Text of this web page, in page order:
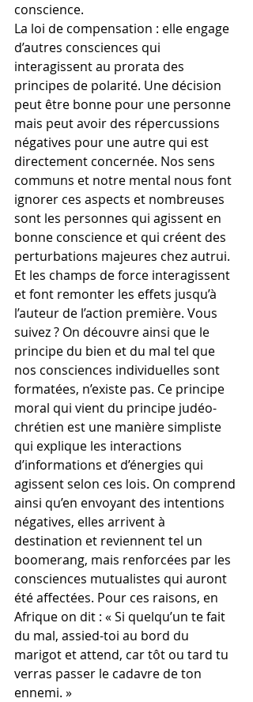
conscience.
La loi de compensation : elle engage
d’autres consciences qui
interagissent au prorata des
principes de polarité. Une décision
peut être bonne pour une personne
mais peut avoir des répercussions
négatives pour une autre qui est
directement concernée. Nos sens
communs et notre mental nous font
ignorer ces aspects et nombreuses
sont les personnes qui agissent en
bonne conscience et qui créent des
perturbations majeures chez autrui.
Et les champs de force interagissent
et font remonter les effets jusqu’à
l’auteur de l’action première. Vous
suivez ? On découvre ainsi que le
principe du bien et du mal tel que
nos consciences individuelles sont
formatées, n’existe pas. Ce principe
moral qui vient du principe judéo-
chrétien est une manière simpliste
qui explique les interactions
d’informations et d’énergies qui
agissent selon ces lois. On comprend
ainsi qu’en envoyant des intentions
négatives, elles arrivent à
destination et reviennent tel un
boomerang, mais renforcées par les
consciences mutualistes qui auront
été affectées. Pour ces raisons, en
Afrique on dit : « Si quelqu’un te fait
du mal, assied-toi au bord du
marigot et attend, car tôt ou tard tu
verras passer le cadavre de ton
ennemi. »